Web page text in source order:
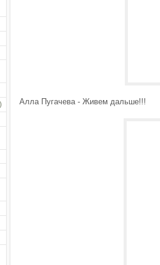
Алла Пугачева - Живем дальше!!!